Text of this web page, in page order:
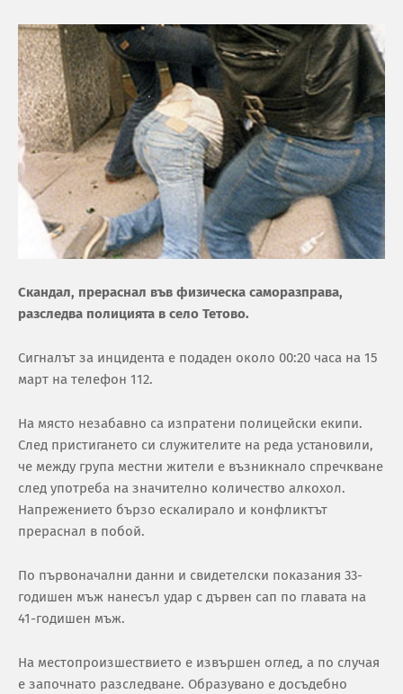
Скандал, прераснал във физическа саморазправа,
разследва полицията в село Тетово.
Сигналът за инцидента е подаден около 00:20 часа на 15
март на телефон 112.
На място незабавно са изпратени полицейски екипи.
След пристигането си служителите на реда установили,
че между група местни жители е възникнало спречкване
след употреба на значително количество алкохол.
Напрежението бързо ескалирало и конфликтът
прераснал в побой.
По първоначални данни и свидетелски показания 33-
годишен мъж нанесъл удар с дървен сап по главата на
41-годишен мъж.
На местопроизшествието е извършен оглед, а по случая
е започнато разследване. Образувано е досъдебно